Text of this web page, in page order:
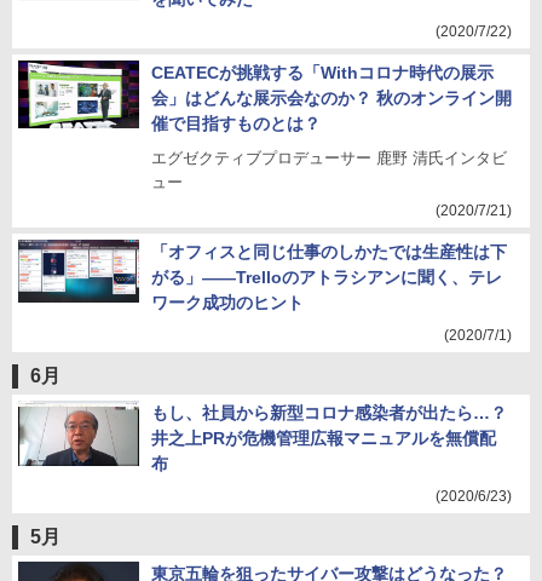
(2020/7/22)
CEATECが挑戦する「Withコロナ時代の展示
会」はどんな展示会なのか？ 秋のオンライン開
催で目指すものとは？
エグゼクティブプロデューサー 鹿野 清氏インタビ
ュー
(2020/7/21)
「オフィスと同じ仕事のしかたでは生産性は下
がる」――Trelloのアトラシアンに聞く、テレ
ワーク成功のヒント
(2020/7/1)
6月
もし、社員から新型コロナ感染者が出たら…？
井之上PRが危機管理広報マニュアルを無償配
布
(2020/6/23)
5月
東京五輪を狙ったサイバー攻撃はどうなった？